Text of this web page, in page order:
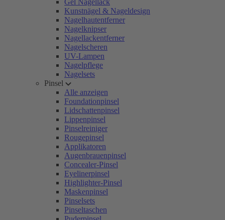
Gel Nagellack
Kunstnägel & Nageldesign
Nagelhautentferner
Nagelknipser
Nagellackentferner
Nagelscheren
UV-Lampen
Nagelpflege
Nagelsets
Pinsel
Alle anzeigen
Foundationpinsel
Lidschattenpinsel
Lippenpinsel
Pinselreiniger
Rougepinsel
Applikatoren
Augenbrauenpinsel
Concealer-Pinsel
Eyelinerpinsel
Highlighter-Pinsel
Maskenpinsel
Pinselsets
Pinseltaschen